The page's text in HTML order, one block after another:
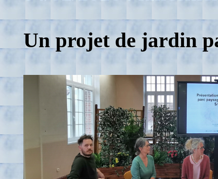
Un projet de jardin